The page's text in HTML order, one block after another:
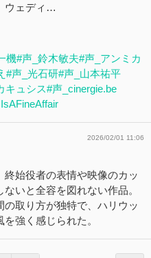
ウェディ…
機#声_鈴木敏夫#声_アンミカ
#声_光石研#声_山本祐平
キュシス#声_cinergie.be
2026/02/01 11:06
始役者の表情や映像のカッ
いと全容を図れない作品。
取り方が独特で、ハリウッ
強く感じられた。